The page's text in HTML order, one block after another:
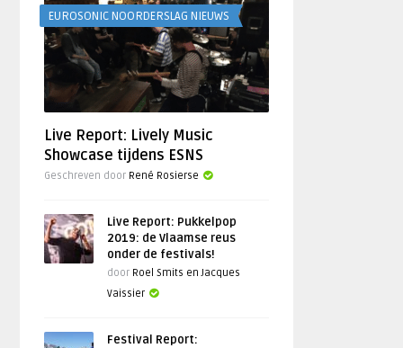
EUROSONIC NOORDERSLAG NIEUWS
Live Report: Lively Music
Showcase tijdens ESNS
Geschreven door René Rosierse
Live Report: Pukkelpop
2019: de Vlaamse reus
onder de festivals!
door Roel Smits en Jacques
Vaissier
Festival Report: